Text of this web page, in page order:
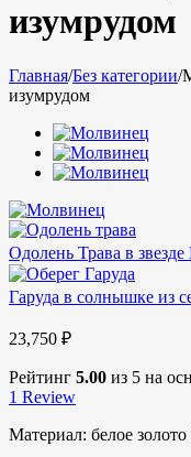
изумрудом
Главная/Без категории/
изумрудом
Одолень Трава в
Гаруда в солнышке из
23,750 ₽
Рейтинг 5.00 из 5 на
1 Review
Материал: белое